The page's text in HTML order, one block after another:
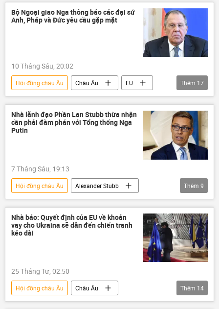
Châu Âu
UAV
EU
Vladimir Putin
Moskva
Bộ Ngoại giao Nga thông báo các đại sứ
Anh, Pháp và Đức yêu cầu gặp mặt
10 Tháng Sáu, 20:02
Hội đồng châu Âu Châu Âu
EU
Nga
Sergey Lavrov
Thế giới
Vladimir Putin
Emmanuel Macron
Gerhard Schroeder
Alexander Stubb
Phần Lan
Anh
Moskva
Yury Ushakov
Thêm 17
Nhà lãnh đạo Phần Lan Stubb thừa nhận
cần phải đàm phán với Tổng thống Nga
Putin
7 Tháng Sáu, 19:13
Hội đồng châu Âu
Alexander Stubb
Vladimir Putin
Nga
Phần Lan
Maria Zakharova
Châu Âu
Moskva
EU
Helsinki
Thêm 9
Nhà báo: Quyết định của EU về khoản
vay cho Ukraina sẽ dẫn đến chiến tranh
kéo dài
25 Tháng Tư, 02:50
Hội đồng châu Âu
Châu Âu
Liên minh châu Âu
Chính trị
Thêm 14